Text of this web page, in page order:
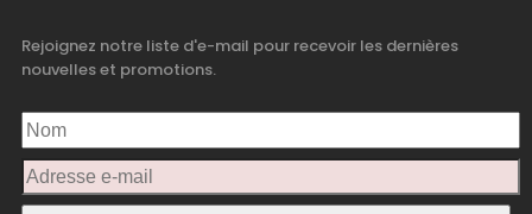
Rejoignez notre liste d'e-mail pour recevoir les dernières
nouvelles et promotions.